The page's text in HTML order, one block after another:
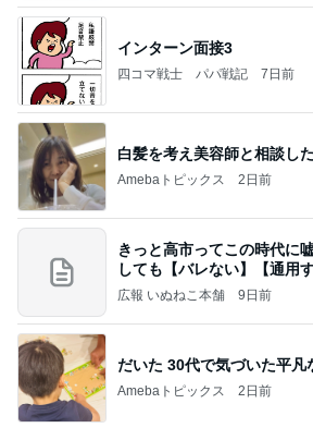
インターン面接3
四コマ戦士 パパ戦記 7日前
白髪を考え美容師と相談し
Amebaトピックス 2日前
きっと高市ってこの時代に
しても【バレない】【通用
だろ
広報 いぬねこ本舗 9日前
だいた 30代で気づいた平凡
Amebaトピックス 2日前